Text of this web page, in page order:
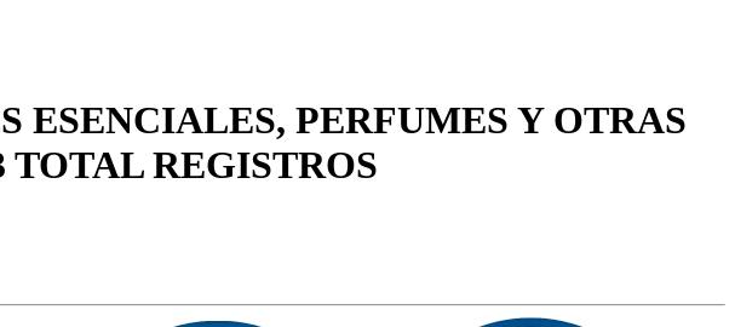
ESENCIALES, PERFUMES Y OTRAS
REGISTROS